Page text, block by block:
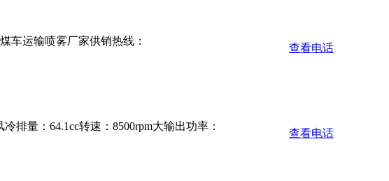
车运输喷雾厂家供销热线：
查看电话
排量：64.1cc转速：8500rpm大输出功率：
查看电话